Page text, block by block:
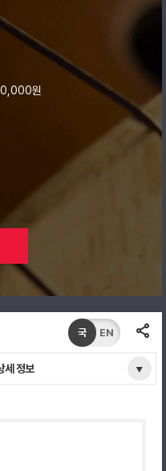
원
세 정보
국 EN